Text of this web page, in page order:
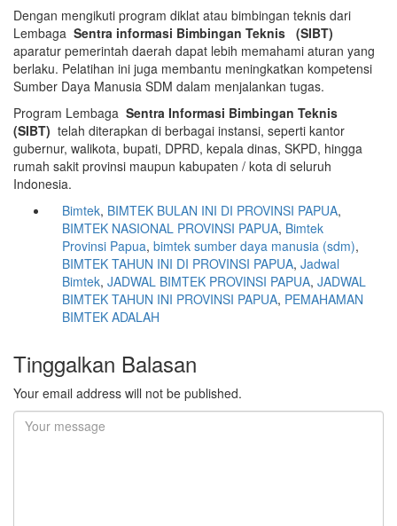
Dengan mengikuti program diklat atau bimbingan teknis dari
Lembaga Sentra informasi Bimbingan Teknis (SIBT)
aparatur pemerintah daerah dapat lebih memahami aturan yang
berlaku. Pelatihan ini juga membantu meningkatkan kompetensi
Sumber Daya Manusia SDM dalam menjalankan tugas.
Program Lembaga Sentra Informasi Bimbingan Teknis
(SIBT) telah diterapkan di berbagai instansi, seperti kantor
gubernur, walikota, bupati, DPRD, kepala dinas, SKPD, hingga
rumah sakit provinsi maupun kabupaten / kota di seluruh
Indonesia.
Bimtek, BIMTEK BULAN INI DI PROVINSI PAPUA,
BIMTEK NASIONAL PROVINSI PAPUA, Bimtek
Provinsi Papua, bimtek sumber daya manusia (sdm),
BIMTEK TAHUN INI DI PROVINSI PAPUA, Jadwal
Bimtek, JADWAL BIMTEK PROVINSI PAPUA, JADWAL
BIMTEK TAHUN INI PROVINSI PAPUA, PEMAHAMAN
BIMTEK ADALAH
Tinggalkan Balasan
Your email address will not be published.